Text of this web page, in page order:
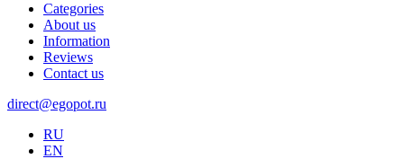
Categories
About us
Information
Reviews
Contact us
direct@egopot.ru
RU
EN